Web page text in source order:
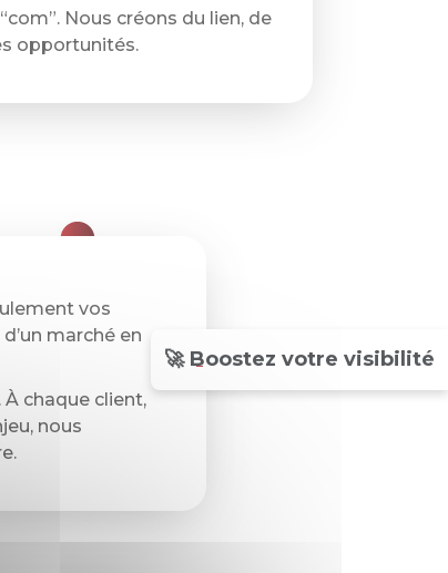
Nous créons du lien, de
opportunités.
vos
marché en
chaque client,
nous
🚀 Boostez votre visibilité